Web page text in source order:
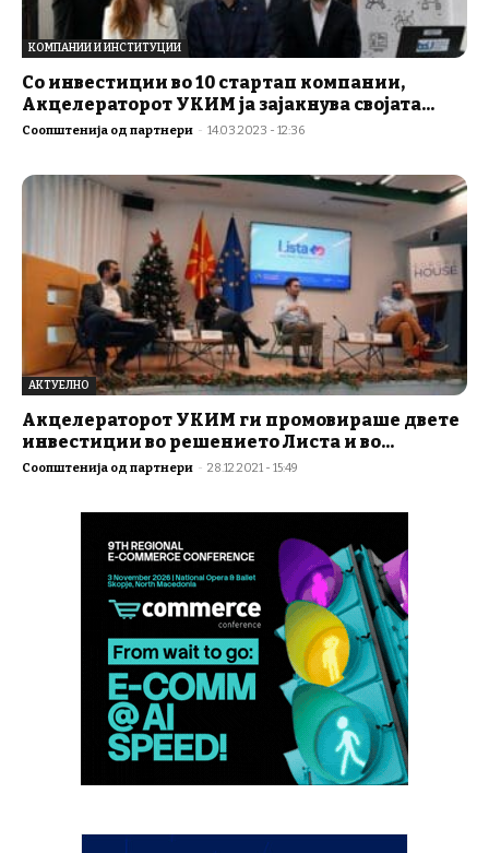
КОМПАНИИ И ИНСТИТУЦИИ
Со инвестиции во 10 стартап компании,
Акцелераторот УКИМ ја зајакнува својата...
Соопштенија од партнери - 14.03.2023 - 12:36
АКТУЕЛНО
Акцелераторот УКИМ ги промовираше двете
инвестиции во решението Листа и во...
Соопштенија од партнери - 28.12.2021 - 15:49